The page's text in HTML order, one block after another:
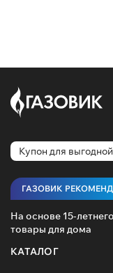
Купон для
ГАЗОВИК
На основе 15-
товары для дома
КАТАЛОГ